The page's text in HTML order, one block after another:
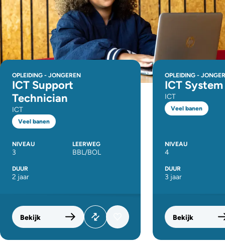
OPLEIDING - JONGEREN
ICT Support
Technician
ICT
Veel banen
NIVEAU
3
LEERWEG
BBL/BOL
DUUR
2 jaar
Bekijk
OPLEIDING -
ICT
ICT
Veel banen
NIVEAU
4
DUUR
3 jaar
Bekijk